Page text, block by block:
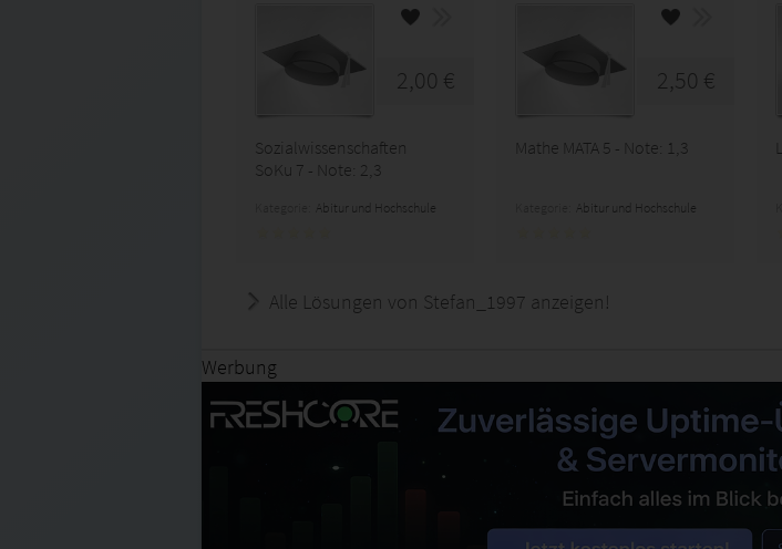
2,00 €
Sozialwissenschaften
SoKu 7 - Note: 2,3
Abitur und Hochschule
2,50 €
Mathe MATA 5 - Note: 1,3
Abitur und Hochschule
Alle Lösungen von Stefan_1997 anzeigen!
Werbung